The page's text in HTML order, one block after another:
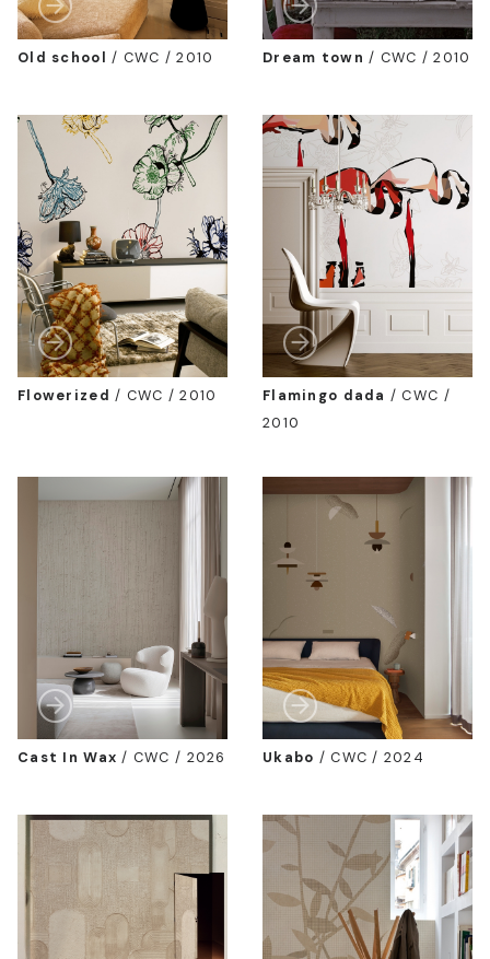
Old school / CWC / 2010 Dream town / CWC / 2010
Flowerized / CWC / 2010 Flamingo dada /CWC /
2010
Cast In Wax / CWC / 2026 Ukabo /CWC / 2024